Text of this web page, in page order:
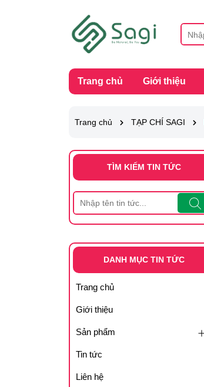
Trang chủ Giới thiệu
Trang chủ TẠP CHÍ SAGI
TÌM KIẾM TIN TỨC
DANH MỤC TIN TỨC
Trang chủ
Giới thiệu
Sản phẩm
Tin tức
Liên hệ